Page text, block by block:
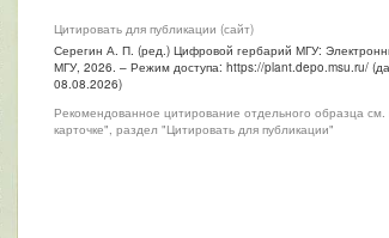
Цитировать для публикации (сайт)
Серегин А. П. (ред.) Цифровой гербарий МГУ:
МГУ, 2026. – Режим доступа: https://plant.depo.msu.ru/
08.08.2026)
Рекомендованное цитирование отдельного образца
карточке", раздел "Цитировать для публикации"